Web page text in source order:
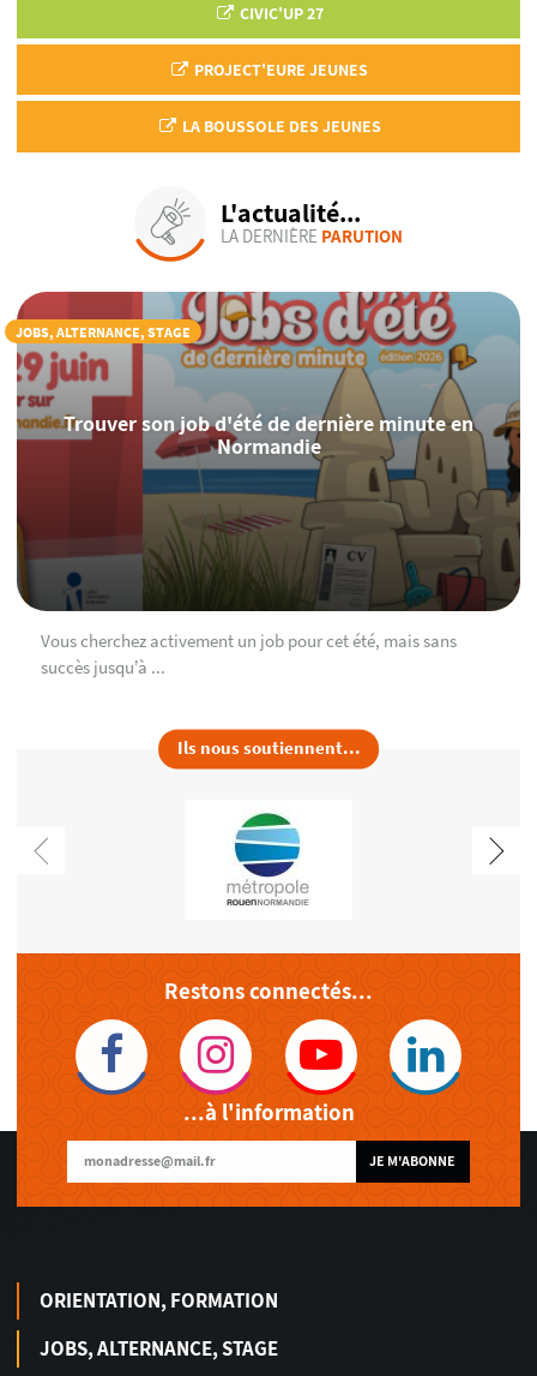
CIVIC'UP 27
PROJECT'EURE JEUNES
LA BOUSSOLE DES JEUNES
L'actualité...
LA DERNIÈRE PARUTION
JOBS, ALTERNANCE, STAGE
Trouver son job d'été de dernière minute en
Normandie
Vous cherchez activement un job pour cet été, mais sans
succès jusqu’à ...
Ils nous soutiennent...
Restons connectés...
...à l'information
JE M'ABONNE
ORIENTATION, FORMATION
JOBS, ALTERNANCE, STAGE